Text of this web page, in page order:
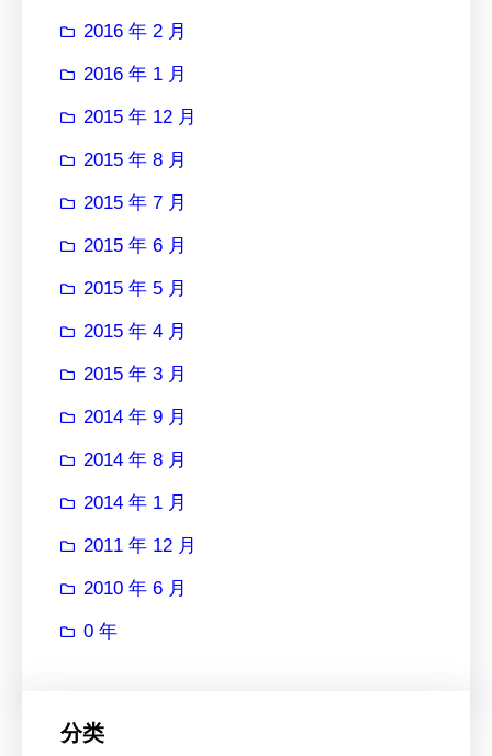
2016 年 2 月
2016 年 1 月
2015 年 12 月
2015 年 8 月
2015 年 7 月
2015 年 6 月
2015 年 5 月
2015 年 4 月
2015 年 3 月
2014 年 9 月
2014 年 8 月
2014 年 1 月
2011 年 12 月
2010 年 6 月
0 年
分类